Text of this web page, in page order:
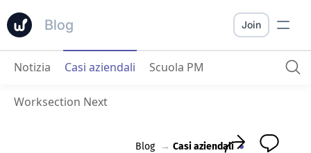
Blog
AVITAR: come un team di avvocati organizza il lavoro con Worksection
Join
Notizia Casi aziendali Scuola PM
Worksection Next
Blog → Casi aziendali